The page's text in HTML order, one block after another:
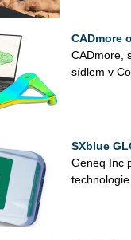
CADmore
CAD­mo­re,
síd­lem v
SXblue
Geneq Inc